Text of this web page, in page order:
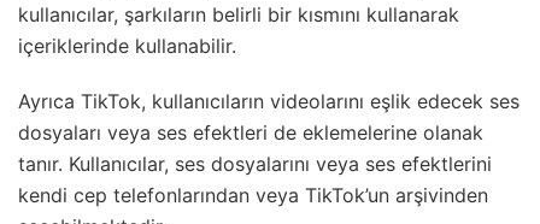
kullanıcılar, şarkıların belirli bir kısmını kullanarak
içeriklerinde kullanabilir.
Ayrıca TikTok, kullanıcıların videolarını eşlik edecek ses
dosyaları veya ses efektleri de eklemelerine olanak
tanır. Kullanıcılar, ses dosyalarını veya ses efektlerini
kendi cep telefonlarından veya TikTok’un arşivinden